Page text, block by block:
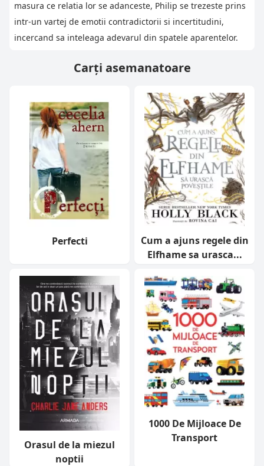
masura ce relatia lor se adanceste, Philip se trezeste prins
intr-un vartej de emotii contradictorii si incertitudini,
incercand sa inteleaga adevarul din spatele aparentelor.
Carți asemanatoare
Perfecti
Cum a ajuns regele din
Elfhame sa urasca...
Orasul de la miezul
noptii
1000 De Mijloace De
Transport